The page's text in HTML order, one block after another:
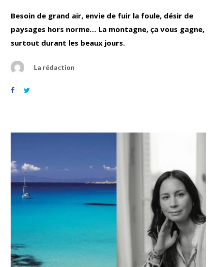
Besoin de grand air, envie de fuir la foule, désir de
paysages hors norme… La montagne, ça vous gagne,
surtout durant les beaux jours.
La rédaction